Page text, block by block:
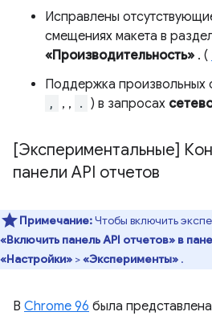
Исправлены
смещениях макета в
«Производительность» . (
Поддержка произвольных
, , , . ) в запросах
[Экспериментальные]
панели API отчетов
Примечание:Чтобы включить
«Включить панель API отчетов» в
«Настройки» >«Эксперименты» .
В Chrome 96 была